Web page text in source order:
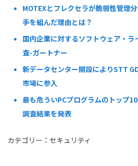
MOTEXとフレクセラが脆弱性管理
手を組んだ理由とは？
国内企業に対するソフトウェア・
査-ガートナー
新データセンター開設によりSTT
市場に参入
最も危ういPCプログラムのトップ
調査結果を発表
カテゴリー： セキュリティ